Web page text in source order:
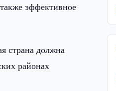
эффективное
страна должна
районах